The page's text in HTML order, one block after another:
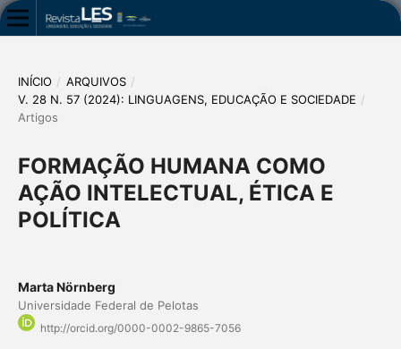
INÍCIO / ARQUIVOS /
V. 28 N. 57 (2024): LINGUAGENS, EDUCAÇÃO E SOCIEDADE /
Artigos
FORMAÇÃO HUMANA COMO
AÇÃO INTELECTUAL, ÉTICA E
POLÍTICA
Marta Nörnberg
Universidade Federal de Pelotas
http://orcid.org/0000-0002-9865-7056